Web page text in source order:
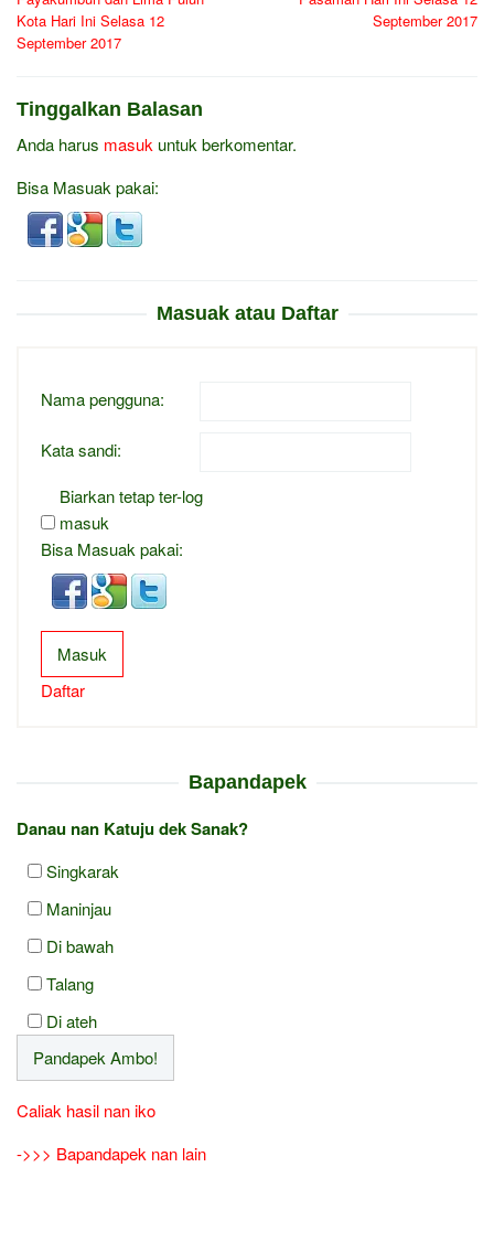
Kota Hari Ini Selasa 12
September 2017
September 2017
Tinggalkan Balasan
Anda harus masuk untuk berkomentar.
Bisa Masuak pakai:
Masuak atau Daftar
Nama pengguna:
Kata sandi:
Biarkan tetap ter-log
masuk
Bisa Masuak pakai:
Masuk
Daftar
Bapandapek
Danau nan Katuju dek Sanak?
Singkarak
Maninjau
Di bawah
Talang
Di ateh
Caliak hasil nan iko
->>> Bapandapek nan lain